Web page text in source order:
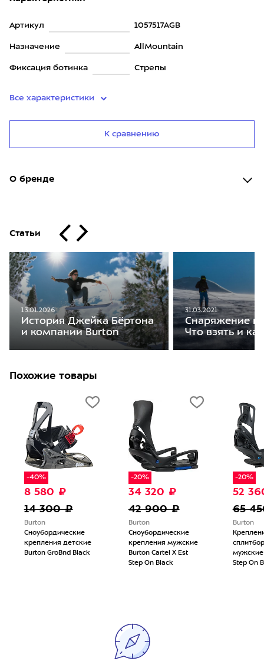
Артикул 1057517AGB
Назначение AllMountain
Фиксация ботинка Стрепы
Все характеристики
К сравнению
О бренде
Статьи
13.01.2026
История Джейка Бёртона
и компании Burton
31.03.2021
Снаряжение
Что взять и
Похожие товары
-40%
8 580 ₽
14 300 ₽
Burton
Сноубордические
крепления детские
Burton GroBnd Black
-20%
34 320 ₽
42 900 ₽
Burton
Сноубордические
крепления мужские
Burton Cartel X Est
Step On Black
-20%
52
65
Burton
мужские
Step On